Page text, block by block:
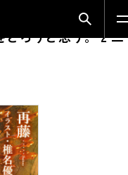
検索モ
とろうと思う。 2 二